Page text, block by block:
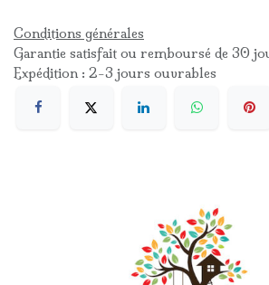
Conditions générales
Garantie satisfait ou remboursé de 30
Expédition : 2-3 jours ouvrables